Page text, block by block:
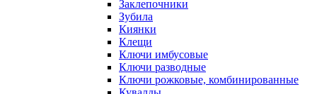
Заклепочники
Зубила
Киянки
Клещи
Ключи имбусовые
Ключи разводные
Ключи рожковые, комбинированные